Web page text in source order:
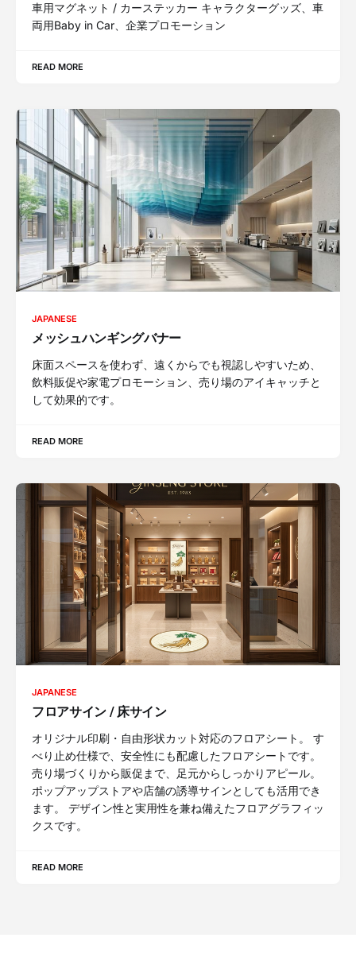
車用マグネット / カーステッカー キャラクターグッズ、車
両用Baby in Car、企業プロモーション
READ MORE
JAPANESE
メッシュハンギングバナー
床面スペースを使わず、遠くからでも視認しやすいため、
飲料販促や家電プロモーション、売り場のアイキャッチと
して効果的です。
READ MORE
JAPANESE
フロアサイン / 床サイン
オリジナル印刷・自由形状カット対応のフロアシート。 す
べり止め仕様で、安全性にも配慮したフロアシートです。
売り場づくりから販促まで、足元からしっかりアピール。
ポップアップストアや店舗の誘導サインとしても活用でき
ます。 デザイン性と実用性を兼ね備えたフロアグラフィッ
クスです。
READ MORE